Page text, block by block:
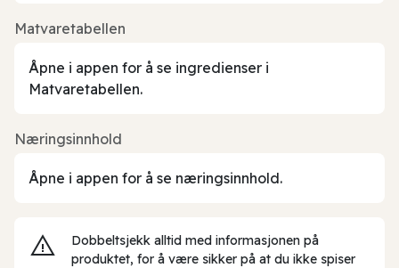
Matvaretabellen
Åpne i appen for å se ingredienser i
Matvaretabellen.
Næringsinnhold
Åpne i appen for å se næringsinnhold.
Dobbeltsjekk alltid med informasjonen på
produktet, for å være sikker på at du ikke spiser